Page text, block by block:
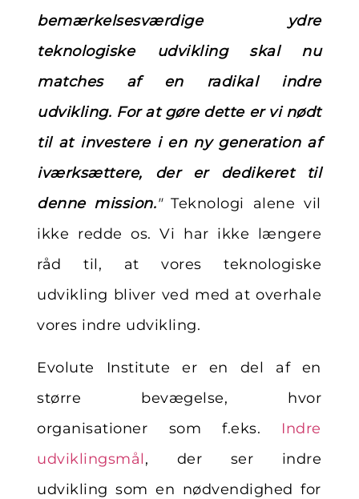
bemærkelsesværdige ydre
teknologiske udvikling skal nu
matches af en radikal indre
udvikling. For at gøre dette er vi nødt
til at investere i en ny generation af
iværksættere, der er dedikeret til
denne mission."Teknologi alene vil
ikke redde os. Vi har ikke længere
råd til, at vores teknologiske
udvikling bliver ved med at overhale
vores indre udvikling.
Evolute Institute er en del af en
større bevægelse, hvor
organisationer som f.eks. Indre
udviklingsmål, der ser indre
udvikling som en nødvendighed for